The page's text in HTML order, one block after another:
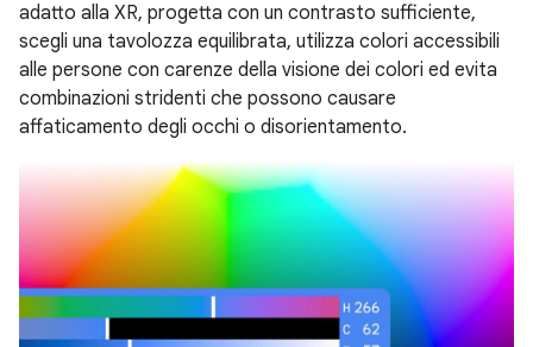
adatto alla XR, progetta con un contrasto sufficiente,
scegli una tavolozza equilibrata, utilizza colori accessibili
alle persone con carenze della visione dei colori ed evita
combinazioni stridenti che possono causare
affaticamento degli occhi o disorientamento.